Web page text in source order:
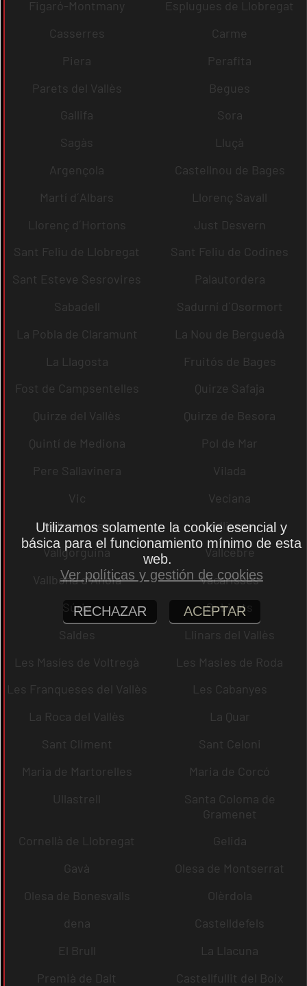
Figaró-Montmany
Esplugues de Llobregat
Casserres
Carme
Piera
Perafita
Parets del Vallès
Begues
Gallifa
Sora
Sagàs
Lluçà
Argençola
Castellnou de Bages
Martí d´Albars
Llorenç Savall
Llorenç d´Hortons
Just Desvern
Sant Feliu de Llobregat
Sant Feliu de Codines
Sant Esteve Sesrovires
Palautordera
Sabadell
Sadurní d´Osormort
La Pobla de Claramunt
La Nou de Berguedà
La Llagosta
Fruitós de Bages
Fost de Campsentelles
Quirze Safaja
Quirze del Vallès
Quirze de Besora
Quintí de Mediona
Pol de Mar
Pere Sallavinera
Vilada
Vic
Veciana
Vallromanes
Vallirana
Vallgorguina
Vallcebre
Vallbona d´Anoia
Vacarisses
Súria
Subirats
Saldes
Llinars del Vallès
Les Masíes de Voltregà
Les Masies de Roda
Les Franqueses del Vallès
Les Cabanyes
La Roca del Vallès
La Quar
Sant Climent
Sant Celoni
Maria de Martorelles
Maria de Corcó
Ullastrell
Santa Coloma de
Gramenet
Cornellà de Llobregat
Gelida
Gavà
Olesa de Montserrat
Olesa de Bonesvalls
Olèrdola
dena
Castelldefels
El Brull
La Llacuna
Premià de Dalt
Castellfullit del Boix
Utilizamos solamente la cookie esencial y
básica para el funcionamiento mínimo de esta
web.
Ver políticas y gestión de cookies
RECHAZAR ACEPTAR